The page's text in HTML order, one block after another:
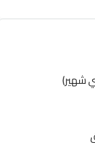
شهير)